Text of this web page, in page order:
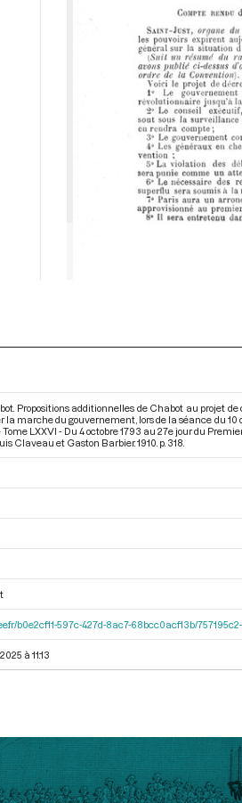
Propositions additionnelles de Chabot au projet
la marche du gouvernement, lors de la séance du
LXXVI - Du 4 octobre 1793 au 27e jour du
Claveau et Gaston Barbier. 1910. p. 318.
b0e2cf11-597c-427d-8ac7-68bcc0acf13b/
à 11:13